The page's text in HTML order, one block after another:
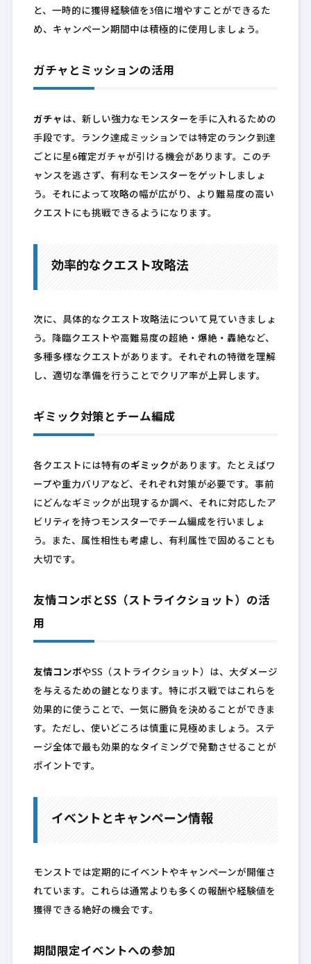
と、一時的に獲得経験値を3倍に増やすことができるた
め、キャンペーン期間中は積極的に使用しましょう。
ガチャとミッションの活用
ガチャ は、新しい強力なモンスターを手に入れるための
手段です。ランク達成ミッションでは特定のランク到達
ごとに星6確定ガチャが引ける機会があります。このチ
ャンスを逃さず、有利なモンスターをゲットしましょ
う。それによって攻略の幅が広がり、より難易度の高い
クエストにも挑戦できるようになります。
効率的なクエスト攻略法
次に、具体的なクエスト攻略法について見ていきましょ
う。降臨クエストや高難易度の超絶・爆絶・轟絶など、
多種多様なクエストがあります。それぞれの特徴を理解
し、適切な準備を行うことでクリア率が上昇します。
ギミック対策とチーム編成
各クエストには特有のギミック があります。たとえばワ
ープや重力バリアなど、それぞれ対策が必要です。事前
にどんなギミックが出現するか調べ、それに対応したア
ビリティを持つモンスターでチーム編成を行いましょ
う。また、属性相性も考慮し、有利属性で固めることも
大切です。
友情コンボとSS（ストライクショット）の活
用
友情コンボやSS（ストライクショット）は、大ダメージ
を与えるための鍵となります。特にボス戦ではこれらを
効果的に使うことで、一気に勝負を決めることができま
す。ただし、使いどころは慎重に見極めましょう。ステ
ージ全体で最も効果的なタイミングで発動させることが
ポイントです。
イベントとキャンペーン情報
モンストでは定期的にイベントやキャンペーンが開催さ
れています。これらは通常よりも多くの報酬や経験値を
獲得できる絶好の機会です。
期間限定イベントへの参加